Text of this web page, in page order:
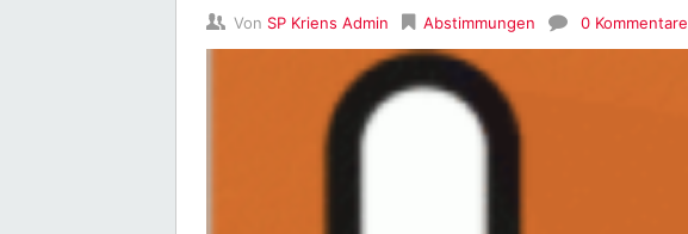
Von SP Kriens Admin Abstimmungen 0 Kommentare